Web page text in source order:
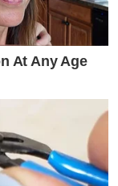
At Any Age